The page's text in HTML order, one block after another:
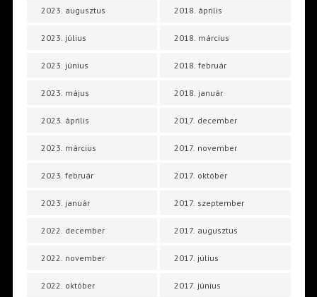
2023. augusztus
2023. július
2023. június
2023. május
2023. április
2023. március
2023. február
2023. január
2022. december
2022. november
2022. október
2018. április
2018. március
2018. február
2018. január
2017. december
2017. november
2017. október
2017. szeptember
2017. augusztus
2017. július
2017. június